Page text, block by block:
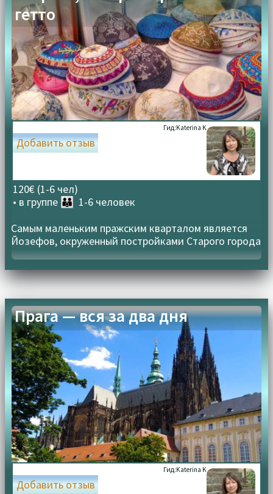
гетто
Гид:Katerina K
120€ (1-6 чел)
• в группе 👪 1-6 человек
Добавить отзыв
Самым маленьким пражским кварталом является
Йозефов, окруженный постройками Старого города
Прага — вся за два дня
Гид:Katerina K
Добавить отзыв